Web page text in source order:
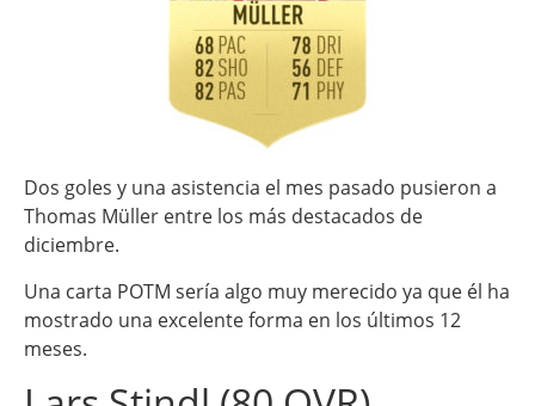
Dos goles y una asistencia el mes pasado pusieron a
Thomas Müller entre los más destacados de
diciembre.
Una carta POTM sería algo muy merecido ya que él ha
mostrado una excelente forma en los últimos 12
meses.